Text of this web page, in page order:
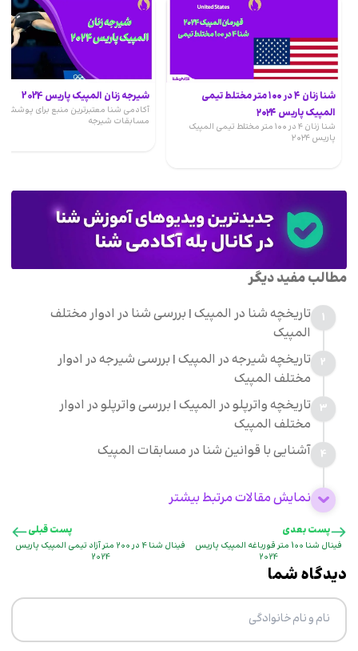
شنا زنان ۴ در ۱۰۰ متر مختلط تیمی
المپیک پاریس ۲۰۲۴‌
شنا زنان ۴ در ۱۰۰ متر مختلط تیمی المپیک
پاریس ۲۰۲۴‌
شیرجه زنان المپیک پاریس 2024
آکادمی شنا معتبرترین منبع برای پوشش
مسابقات شیرجه
مطالب مفید دیگر
1
تاریخچه شنا در المپیک | بررسی شنا در ادوار مختلف
المپیک
2
تاریخچه شیرجه در المپیک | بررسی شیرجه در ادوار
مختلف المپیک
3
تاریخچه واترپلو در المپیک | بررسی واترپلو در ادوار
مختلف المپیک
4 آشنایی با قوانین شنا در مسابقات المپیک
نمایش مقالات مرتبط بیشتر
پست بعدی
فینال شنا 100 متر قورباغه المپیک پاریس
2024
پست قبلی
فینال شنا 4 در 200 متر آزاد تیمی المپیک پاریس
2024
دیدگاه شما